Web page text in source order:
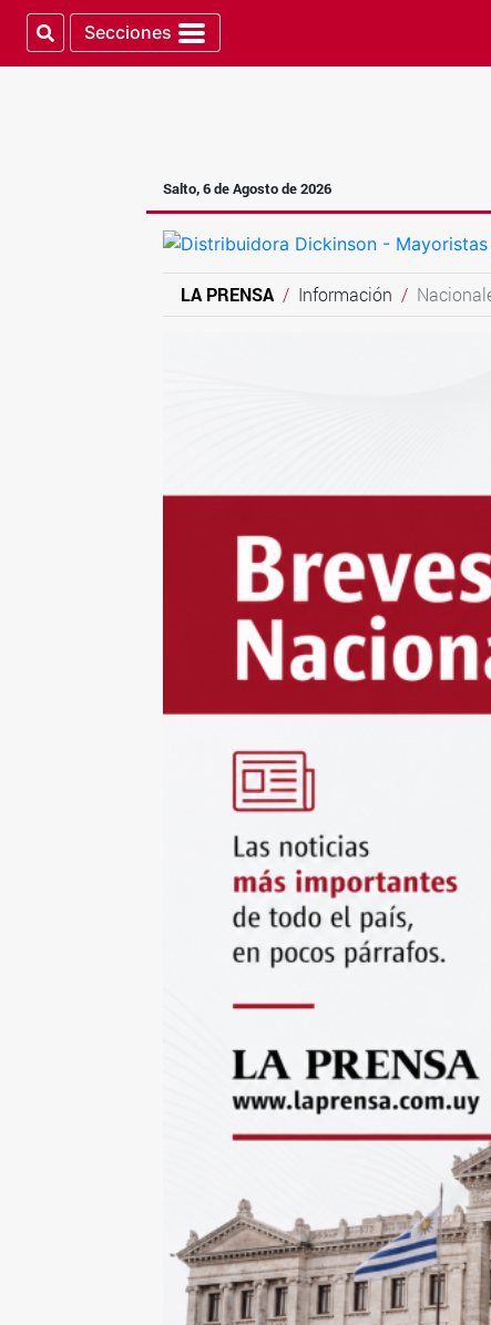
Secciones
Salto, 6 de Agosto de 2026
LA PRENSA Información